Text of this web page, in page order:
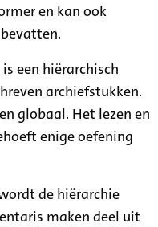
en kan ook
een hiërarchisch
archiefstukken.
globaal. Het lezen en
enige oefening
de hiërarchie
maken deel uit